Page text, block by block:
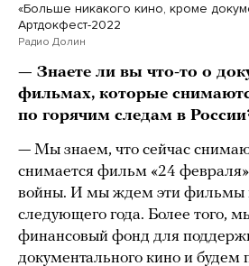
«Больше никакого кино, кроме
Артдокфест-2022
Радио Долин
— Знаете ли вы что-то о
фильмах, которые
по горячим следам в
— Мы знаем, что сейчас
снимается фильм «24
войны. И мы ждем эти фильмы
следующего года. Более того,
финансовый фонд для
документального кино и будем